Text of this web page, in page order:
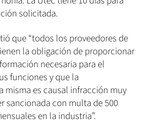
solicitada.
que “todos los proveedores de
la obligación de proporcionar
necesaria para el
funciones y que la
misma es causal infracción muy
sancionada con multa de 500
en la industria”.